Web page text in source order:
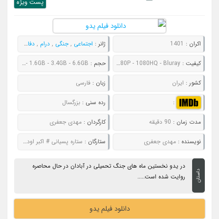
اکران : 1401 ژانر : اجتماعی ,جنگی , درام , دفاع مقدس
کیفیت :480P - 720P - 1080P - 1080HQ - Bluray حجم : 644MB - 891MB - 1.6GB - 3.4GB - 6.6GB
کشور : ایران زبان : فارسی
: رده سنی : بزرگسال
مدت زمان : 90 دقیقه کارگردان : مهدی جعفری
نویسنده :مهدی جعفری ستارگان : ستاره پسیانی # اکبر اودود # سعید آلبوعبادی # میلاد صویلاوی
داستان
در یدو نخستین ماه های جنگ تحمیلی در آبادان در حال محاصره
روایت شده است.....
دانلود فیلم یدو